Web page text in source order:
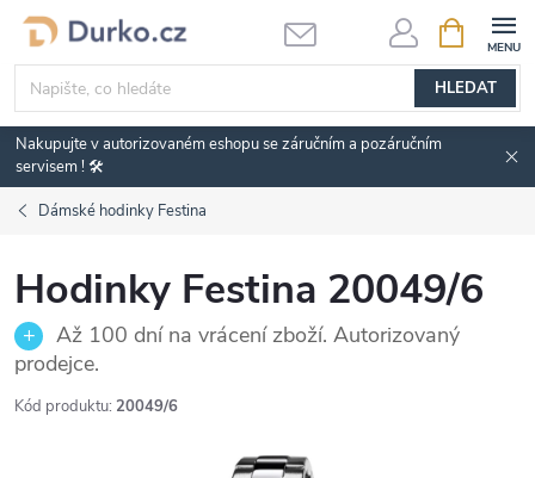
Přejít
obsah
HLEDAT
NÁKUPNÍ
KOŠÍK
Nakupujte v autorizovaném eshopu se záručním a pozáručním
servisem ! 🛠️
Dámské hodinky Festina
Hodinky Festina 20049/6
Až 100 dní na vrácení zboží. Autorizovaný
prodejce.
Kód produktu: 20049/6